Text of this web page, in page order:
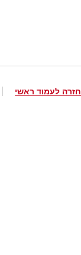
חזרה לעמוד ראשי